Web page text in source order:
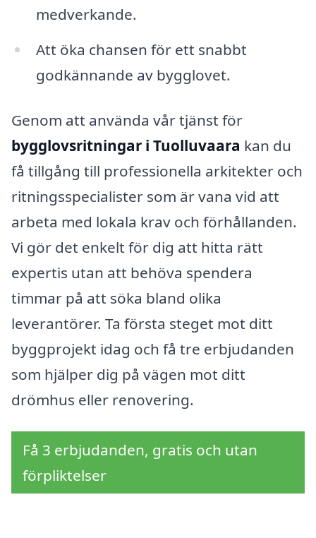
medverkande.
Att öka chansen för ett snabbt
godkännande av bygglovet.
Genom att använda vår tjänst för
bygglovsritningar i Tuolluvaara kan du
få tillgång till professionella arkitekter och
ritningsspecialister som är vana vid att
arbeta med lokala krav och förhållanden.
Vi gör det enkelt för dig att hitta rätt
expertis utan att behöva spendera
timmar på att söka bland olika
leverantörer. Ta första steget mot ditt
byggprojekt idag och få tre erbjudanden
som hjälper dig på vägen mot ditt
drömhus eller renovering.
Få 3 erbjudanden, gratis och utan
förpliktelser